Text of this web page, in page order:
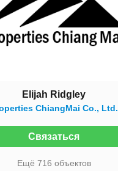
Elijah Ridgley
ChiangMai Co., Ltd.
Связаться
Ещё 716 объектов